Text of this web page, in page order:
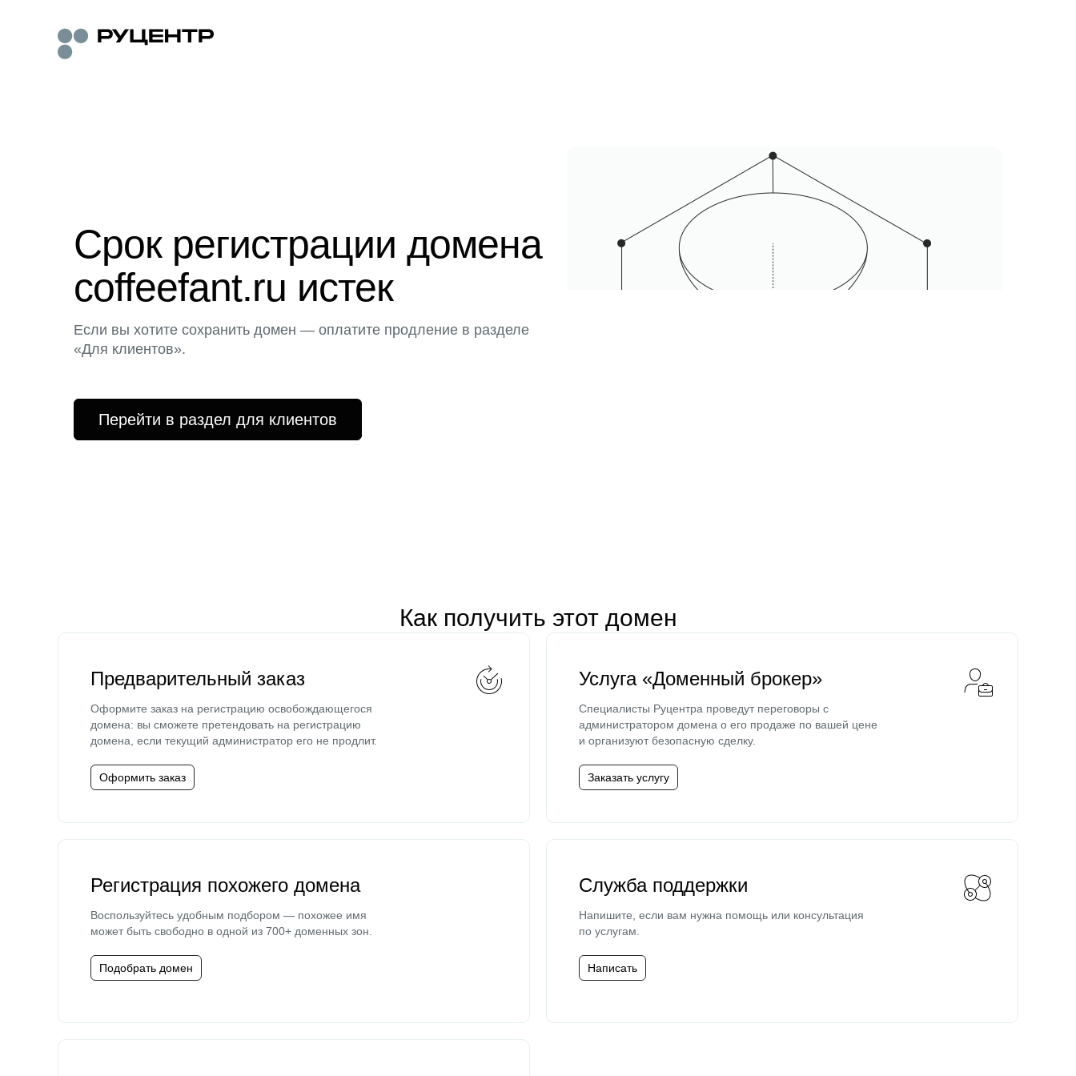
Срок регистрации домена
coffeefant.ru истек
Если вы хотите сохранить домен — оплатите продление в разделе
«Для клиентов».
Перейти в раздел для клиентов
Как получить этот домен
Предварительный заказ
Оформите заказ на регистрацию освобождающегося
домена: вы сможете претендовать на регистрацию
домена, если текущий администратор его не продлит.
Оформить заказ
Услуга «Доменный брокер»
Специалисты Руцентра проведут переговоры с
администратором домена о его продаже по вашей цене
и организуют безопасную сделку.
Заказать услугу
Регистрация похожего домена
Воспользуйтесь удобным подбором — похожее имя
может быть свободно в одной из 700+ доменных зон.
Подобрать домен
Служба поддержки
Напишите, если вам нужна помощь или консультация
по услугам.
Написать